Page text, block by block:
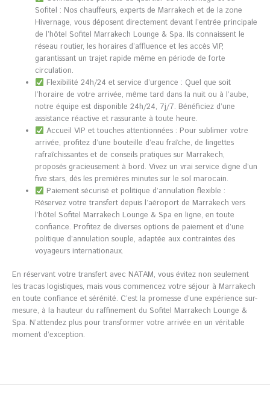
Sofitel : Nos chauffeurs, experts de Marrakech et de la zone
Hivernage, vous déposent directement devant l’entrée principale
de l’hôtel Sofitel Marrakech Lounge & Spa. Ils connaissent le
réseau routier, les horaires d’affluence et les accès VIP,
garantissant un trajet rapide même en période de forte
circulation.
Flexibilité 24h/24 et service d’urgence : Quel que soit
l’horaire de votre arrivée, même tard dans la nuit ou à l’aube,
notre équipe est disponible 24h/24, 7j/7. Bénéficiez d’une
assistance réactive et rassurante à toute heure.
Accueil VIP et touches attentionnées : Pour sublimer votre
arrivée, profitez d’une bouteille d’eau fraîche, de lingettes
rafraîchissantes et de conseils pratiques sur Marrakech,
proposés gracieusement à bord. Vivez un vrai service digne d’un
five stars, dès les premières minutes sur le sol marocain.
Paiement sécurisé et politique d’annulation flexible :
Réservez votre transfert depuis l’aéroport de Marrakech vers
l’hôtel Sofitel Marrakech Lounge & Spa en ligne, en toute
confiance. Profitez de diverses options de paiement et d’une
politique d’annulation souple, adaptée aux contraintes des
voyageurs internationaux.
En réservant votre transfert avec NATAM, vous évitez non seulement
les tracas logistiques, mais vous commencez votre séjour à Marrakech
en toute confiance et sérénité. C’est la promesse d’une expérience sur-
mesure, à la hauteur du raffinement du Sofitel Marrakech Lounge &
Spa. N’attendez plus pour transformer votre arrivée en un véritable
moment d’exception.